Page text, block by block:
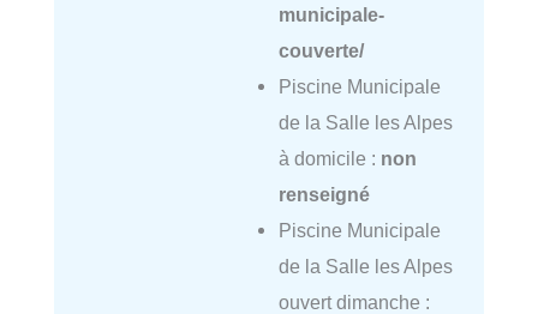
municipale-
couverte/
Piscine Municipale
de la Salle les Alpes
à domicile : non
renseigné
Piscine Municipale
de la Salle les Alpes
ouvert dimanche :